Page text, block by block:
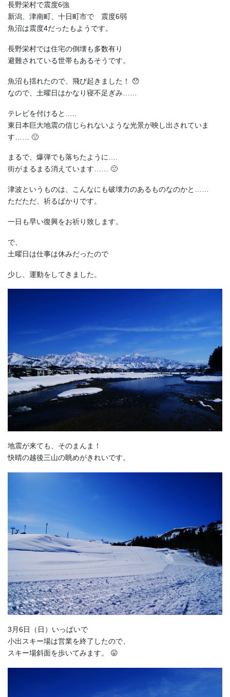
長野栄村で震度6強
新潟、津南町、十日町市で 震度6弱
魚沼は震度4だったもようです。
長野栄村では住宅の倒壊も多数有り
避難されている世帯もあるそうです。
魚沼も揺れたので、飛び起きました！ 😯
なので、土曜日はかなり寝不足ぎみ……
テレビを付けると…..
東日本巨大地震の信じられないような光景が映し出されていま
す…… 🙁
まるで、爆弾でも落ちたように….
街がまるまる消えています…… 🙁
津波というものは、こんなにも破壊力のあるものなのかと……
ただただ、祈るばかりです。
一日も早い復興をお祈り致します。
で、
土曜日は仕事は休みだったので
少し、運動をしてきました。
地震が来ても、そのまんま！
快晴の越後三山の眺めがきれいです。
3月6日（日）いっぱいで
小出スキー場は営業を終了したので、
スキー場斜面を歩いてみます。 😛